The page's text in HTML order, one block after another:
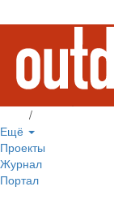
/
Ещё
Проекты
Журнал
Портал